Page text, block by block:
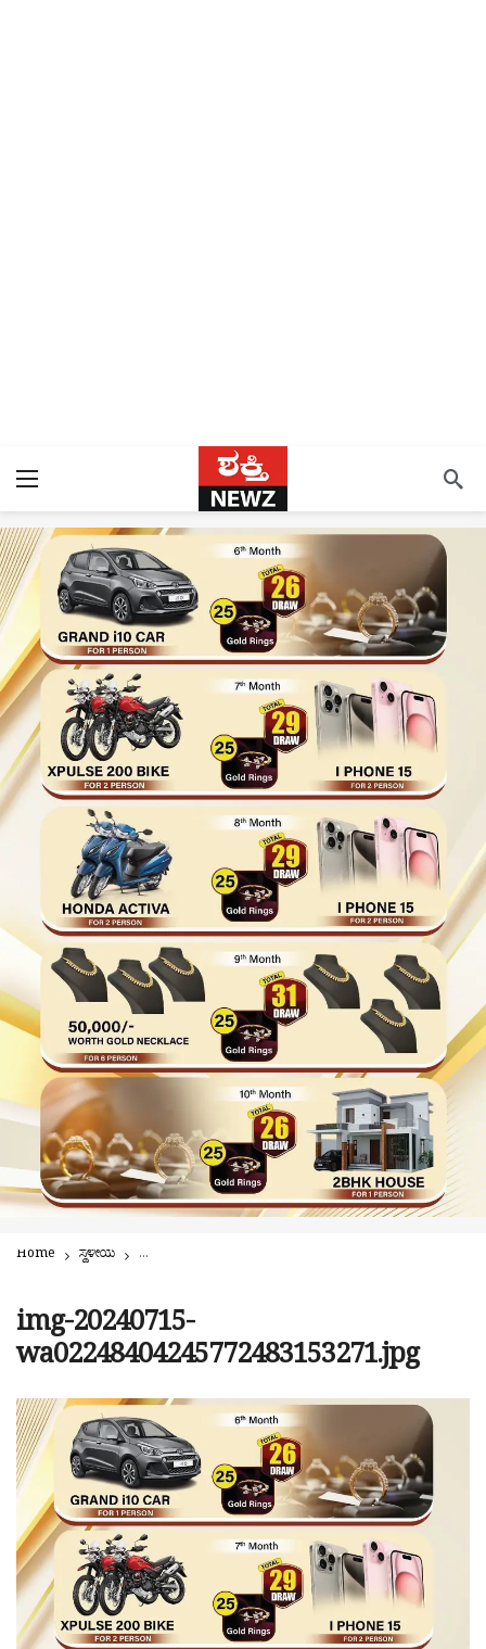
Home ಸ್ಥಳೀಯ ಪುತ್ತೂರಿನ ಇತಿಹಾಸದಲ್ಲೇ ಪ್ರಪ್ರಥಮ ಬಾರಿಗೆ ಬ್ರೈಟ್ ಭಾರತ್
img-20240715-
wa02248404245772483153271.jpg